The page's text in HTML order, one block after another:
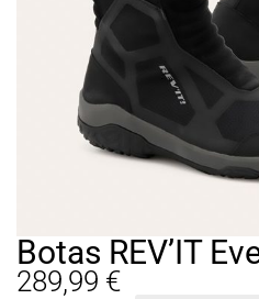
Botas REV’IT
289,99 €